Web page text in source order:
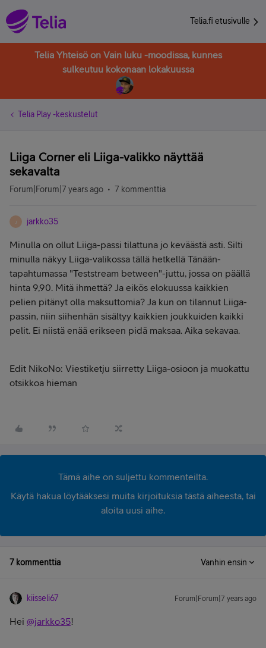
Telia.fi etusivulle
Telia Yhteisö on Vain luku -moodissa, kunnes
sulkeutuu kokonaan lokakuussa
Telia Play -keskustelut
Liiga Corner eli Liiga-valikko näyttää
sekavalta
Forum|Forum|7 years ago 7 kommenttia
J jarkko35
Minulla on ollut Liiga-passi tilattuna jo keväästä asti. Silti
minulla näkyy Liiga-valikossa tällä hetkellä Tänään-
tapahtumassa "Teststream between"-juttu, jossa on päällä
hinta 9,90. Mitä ihmettä? Ja eikös elokuussa kaikkien
pelien pitänyt olla maksuttomia? Ja kun on tilannut Liiga-
passin, niin siihenhän sisältyy kaikkien joukkuiden kaikki
pelit. Ei niistä enää erikseen pidä maksaa. Aika sekavaa.
Edit NikoNo: Viestiketju siirretty Liiga-osioon ja muokattu
otsikkoa hieman
Tämä aihe on suljettu kommenteilta.
Käytä hakua löytääksesi muita kirjoituksia tästä aiheesta, tai
aloita uusi aihe.
7 kommenttia Vanhin ensin
kiisseli67 Forum|Forum|7 years ago
Hei @jarkko35!